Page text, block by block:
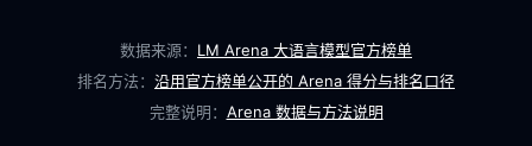
数据来源： LM Arena 大语言模型官方榜单
排名方法： 沿用官方榜单公开的 Arena 得分与排名口径
完整说明： Arena 数据与方法说明